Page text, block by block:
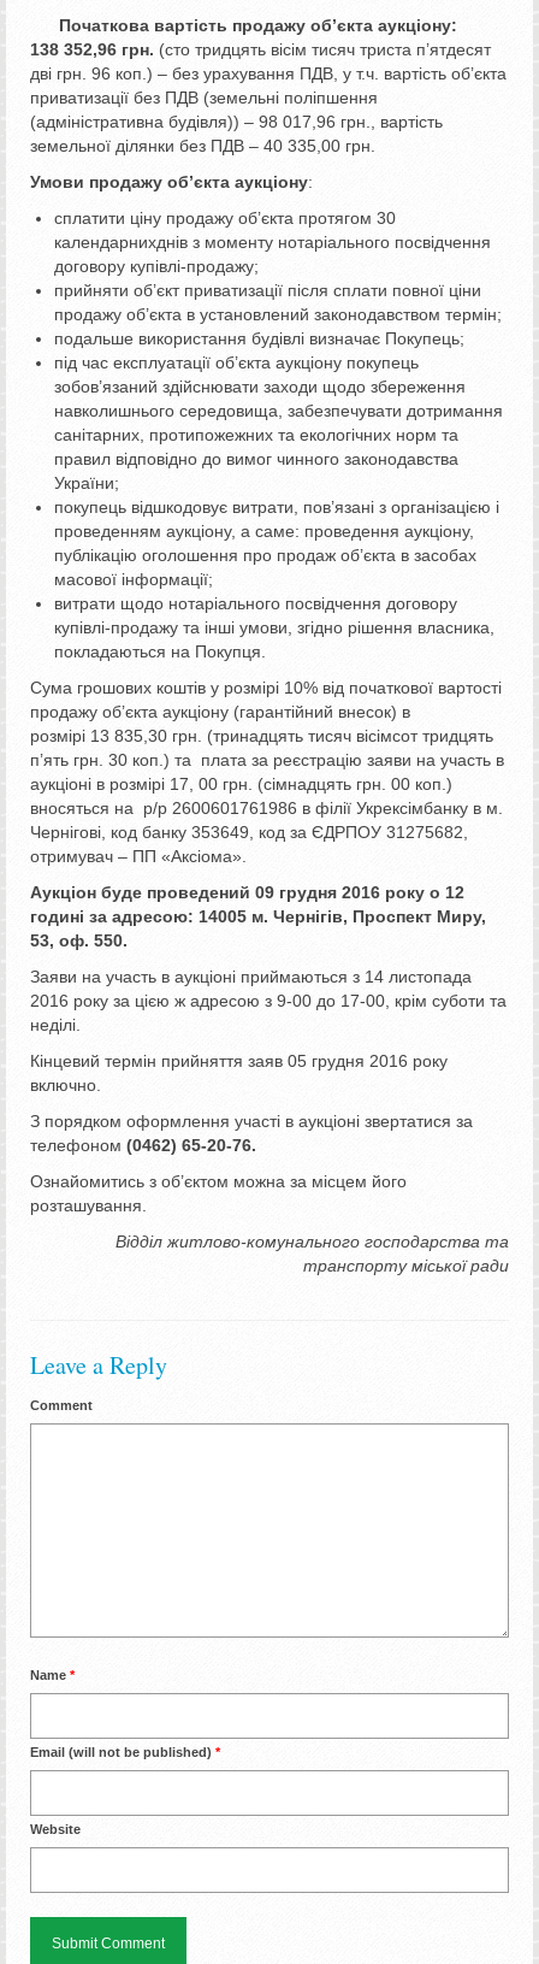
Початкова вартість продажу об’єкта аукціону:
138 352,96 грн. (сто тридцять вісім тисяч триста п’ятдесят
дві грн. 96 коп.) – без урахування ПДВ, у т.ч. вартість об’єкта
приватизації без ПДВ (земельні поліпшення
(адміністративна будівля)) – 98 017,96 грн., вартість
земельної ділянки без ПДВ – 40 335,00 грн.
Умови продажу об’єкта аукціону:
сплатити ціну продажу об’єкта протягом 30
календарнихднів з моменту нотаріального посвідчення
договору купівлі-продажу;
прийняти об’єкт приватизації після сплати повної ціни
продажу об’єкта в установлений законодавством термін;
подальше використання будівлі визначає Покупець;
під час експлуатації об’єкта аукціону покупець
зобов’язаний здійснювати заходи щодо збереження
навколишнього середовища, забезпечувати дотримання
санітарних, протипожежних та екологічних норм та
правил відповідно до вимог чинного законодавства
України;
покупець відшкодовує витрати, пов’язані з організацією і
проведенням аукціону, а саме: проведення аукціону,
публікацію оголошення про продаж об’єкта в засобах
масової інформації;
витрати щодо нотаріального посвідчення договору
купівлі-продажу та інші умови, згідно рішення власника,
покладаються на Покупця.
Сума грошових коштів у розмірі 10% від початкової вартості
продажу об’єкта аукціону (гарантійний внесок) в
розмірі 13 835,30 грн. (тринадцять тисяч вісімсот тридцять
п’ять грн. 30 коп.) та плата за реєстрацію заяви на участь в
аукціоні в розмірі 17, 00 грн. (сімнадцять грн. 00 коп.)
вносяться на р/р 2600601761986 в філії Укрексімбанку в м.
Чернігові, код банку 353649, код за ЄДРПОУ 31275682,
отримувач – ПП «Аксіома».
Аукціон буде проведений 09 грудня 2016 року о 12
годині за адресою: 14005 м. Чернігів, Проспект Миру,
53, оф. 550.
Заяви на участь в аукціоні приймаються з 14 листопада
2016 року за цією ж адресою з 9-00 до 17-00, крім суботи та
неділі.
Кінцевий термін прийняття заяв 05 грудня 2016 року
включно.
З порядком оформлення участі в аукціоні звертатися за
телефоном (0462) 65-20-76.
Ознайомитись з об’єктом можна за місцем його
розташування.
Відділ житлово-комунального господарства та
транспорту міської ради
Leave a Reply
Comment
Name *
Email (will not be published) *
Website